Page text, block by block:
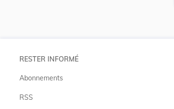
RESTER INFORMÉ
Abonnements
RSS